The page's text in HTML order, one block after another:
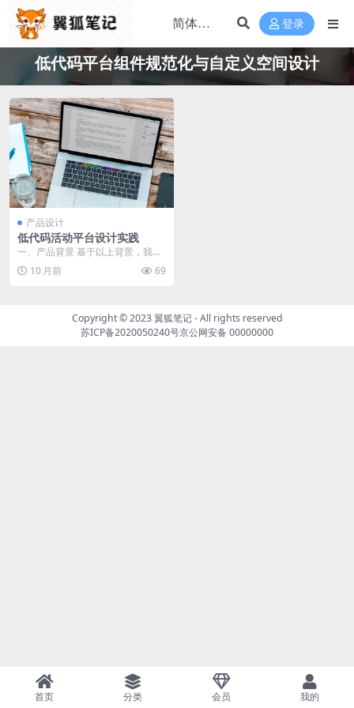
登录
低代码平台组件规范化与自定义空间设计
产品设计
低代码活动平台设计实践
一、产品背景 基于以上背景，我们
开始探索设计一个以自由搭建能力
为核心的活动平台，...
10 月前 69
Copyright © 2023翼狐笔记- All rights reserved
苏ICP备2020050240号京公网安备 00000000
首页 分类 会员 我的